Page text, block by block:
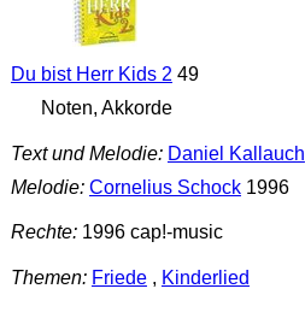
Du bist Herr Kids 2 49
Noten, Akkorde
Text und Melodie: Daniel Kallauch
Melodie: Cornelius Schock1996
Rechte:1996 cap!-music
Themen: Friede, Kinderlied